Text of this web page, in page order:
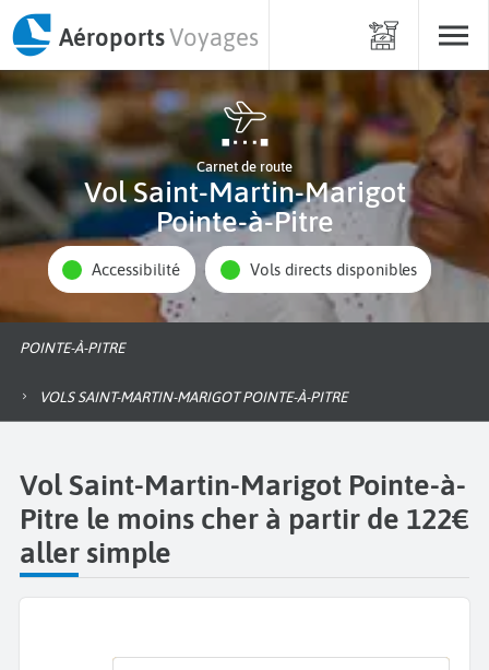
AéroportsVoyages
Carnet de route
Vol Saint-Martin-Marigot
Pointe-à-Pitre
Accessibilité Vols directs disponibles
POINTE-À-PITRE
VOLS SAINT-MARTIN-MARIGOT POINTE-À-PITRE
Vol Saint-Martin-Marigot Pointe-à-
Pitre le moins cher à partir de 122€
aller simple